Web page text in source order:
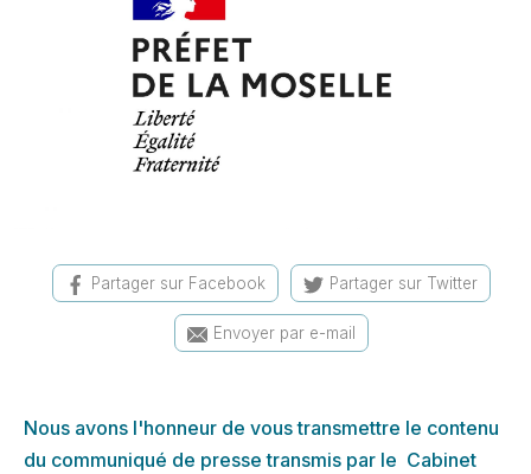
Partager sur Facebook Partager sur Twitter
Envoyer par e-mail
Nous avons l'honneur de vous transmettre le contenu
du communiqué de presse transmis par le Cabinet